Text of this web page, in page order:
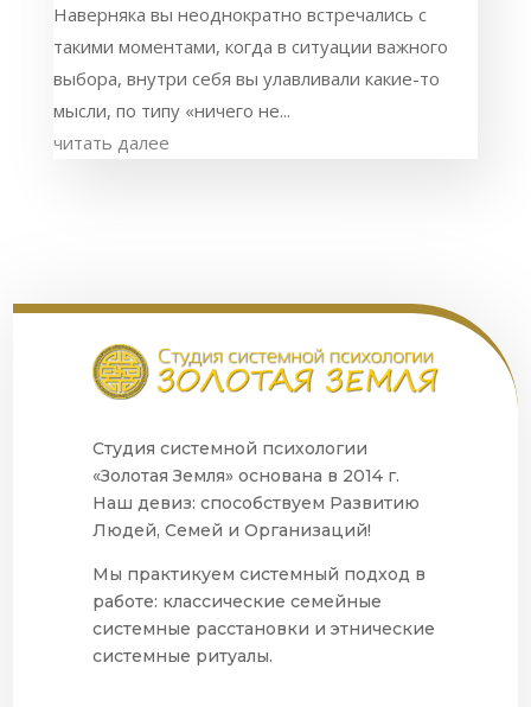
Наверняка вы неоднократно встречались с
такими моментами, когда в ситуации важного
выбора, внутри себя вы улавливали какие-то
мысли, по типу «ничего не...
читать далее
Студия системной психологии
«Золотая Земля» основана в 2014 г.
Наш девиз: способствуем Развитию
Людей, Семей и Организаций!
Мы практикуем системный подход в
работе: классические семейные
системные расстановки и этнические
системные ритуалы.